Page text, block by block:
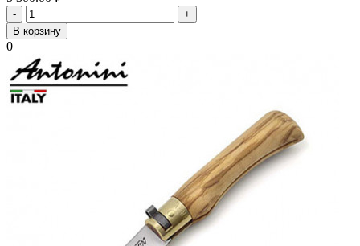
-
+
В корзину
0